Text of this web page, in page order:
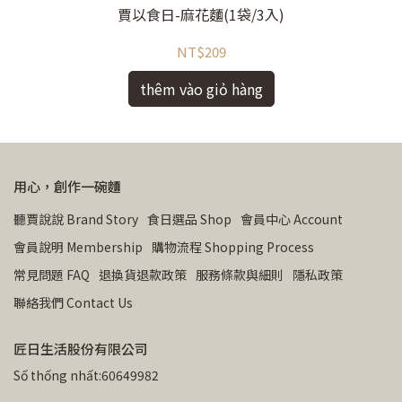
賈以食日-麻花麵(1袋/3入)
NT$209
thêm vào giỏ hàng
用心，創作一碗麵
聽賈說說 Brand Story 食日選品 Shop 會員中心 Account
會員說明 Membership 購物流程 Shopping Process
常見問題 FAQ 退換貨退款政策 服務條款與細則
隱私政策
聯絡我們 Contact Us
匠日生活股份有限公司
Số thống nhất:60649982